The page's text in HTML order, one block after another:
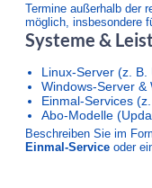
Termine außerhalb der
möglich, insbesondere
Systeme &
Linux-Server (z.
Windows-Server &
Einmal-Services
Abo-Modelle
Beschreiben Sie im
Einmal-Service oder